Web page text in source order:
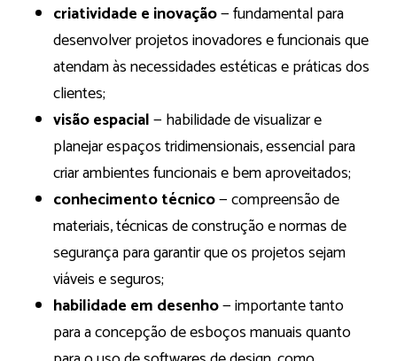
criatividade e inovação— fundamental para
desenvolver projetos inovadores e funcionais que
atendam às necessidades estéticas e práticas dos
clientes;
visão espacial— habilidade de visualizar e
planejar espaços tridimensionais, essencial para
criar ambientes funcionais e bem aproveitados;
conhecimento técnico— compreensão de
materiais, técnicas de construção e normas de
segurança para garantir que os projetos sejam
viáveis e seguros;
habilidade em desenho— importante tanto
para a concepção de esboços manuais quanto